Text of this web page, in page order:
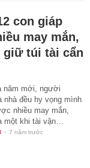
con giáp
may mắn,
giữ túi tài cẩn
năm mới, người
nhà đều hy vọng mình
nhiều may mắn,
một khi tài vận…
- 7 năm trước